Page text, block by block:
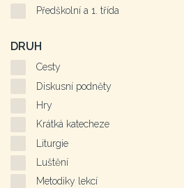
Předškolní a 1. třída
DRUH
Cesty
Diskusní podněty
Hry
Krátká katecheze
Liturgie
Luštění
Metodiky lekcí